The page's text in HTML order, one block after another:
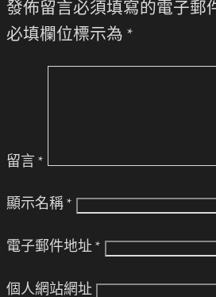
發佈留言必須填寫的電子郵
必填欄位標示為 *
留言 *
顯示名稱 *
電子郵件地址 *
個人網站網址